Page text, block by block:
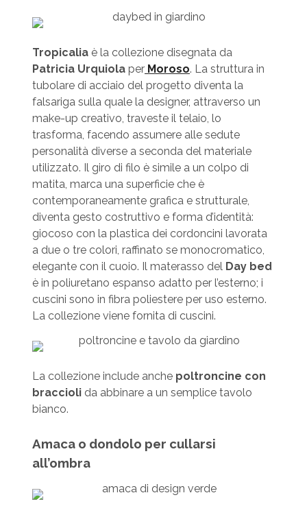
Tropicaliaè la collezione disegnata da
Patricia Urquiola perMoroso. La struttura in
tubolare di acciaio del progetto diventa la
falsariga sulla quale la designer, attraverso un
make-up creativo, traveste il telaio, lo
trasforma, facendo assumere alle sedute
personalità diverse a seconda del materiale
utilizzato. Il giro di filo è simile a un colpo di
matita, marca una superficie che è
contemporaneamente grafica e strutturale,
diventa gesto costruttivo e forma d’identità:
giocoso con la plastica dei cordoncini lavorata
a due o tre colori, raffinato se monocromatico,
elegante con il cuoio. Il materasso del Day bed
è in poliuretano espanso adatto per l’esterno; i
cuscini sono in fibra poliestere per uso esterno.
La collezione viene fornita di cuscini.
La collezione include anche poltroncine con
bracciolida abbinare a un semplice tavolo
bianco.
Amaca o dondolo per cullarsi
all’ombra